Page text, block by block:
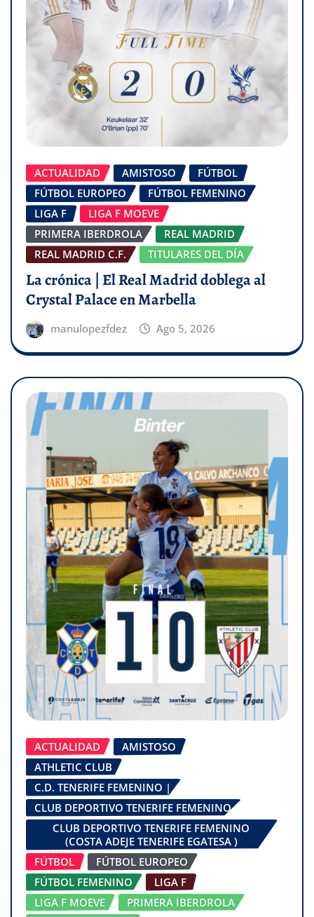
ACTUALIDAD AMISTOSO
FÚTBOL
FÚTBOL EUROPEO
FÚTBOL FEMENINO
LIGA F
LIGA F MOEVE
PRIMERA IBERDROLA
REAL MADRID
REAL MADRID C.F.
TITULARES DEL DÍA
La crónica | El Real Madrid doblega al
Crystal Palace en Marbella
manulopezfdez Ago 5, 2026
ACTUALIDAD
AMISTOSO
ATHLETIC CLUB
C.D. TENERIFE FEMENINO |
CLUB DEPORTIVO TENERIFE FEMENINO
CLUB DEPORTIVO TENERIFE FEMENINO
(COSTA ADEJE TENERIFE EGATESA )
FÚTBOL
FÚTBOL EUROPEO
FÚTBOL FEMENINO
LIGA F
LIGA F MOEVE
PRIMERA IBERDROLA